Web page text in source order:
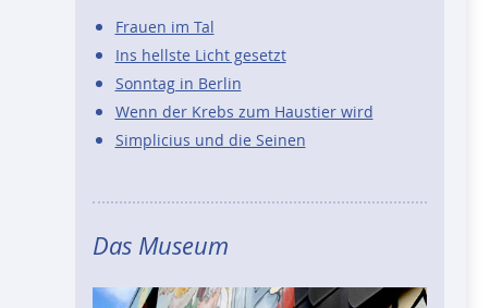
Frauen im Tal
Ins hellste Licht gesetzt
Sonntag in Berlin
Wenn der Krebs zum Haustier wird
Simplicius und die Seinen
Das Museum